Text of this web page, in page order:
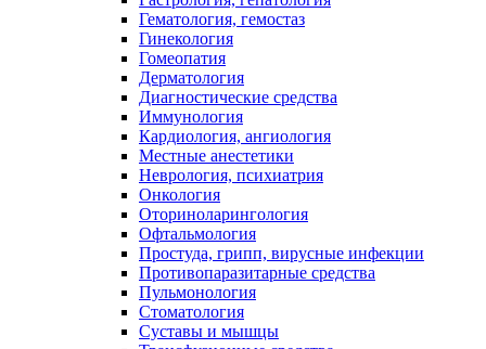
Гематология, гемостаз
Гинекология
Гомеопатия
Дерматология
Диагностические средства
Иммунология
Кардиология, ангиология
Местные анестетики
Неврология, психиатрия
Онкология
Оториноларингология
Офтальмология
Простуда, грипп, вирусные инфекции
Противопаразитарные средства
Пульмонология
Стоматология
Суставы и мышцы